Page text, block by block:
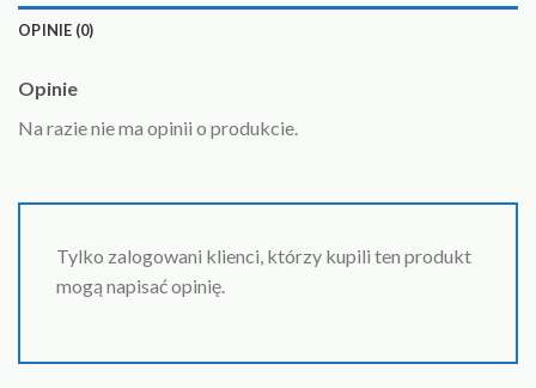
OPINIE (0)
Opinie
Na razie nie ma opinii o produkcie.
Tylko zalogowani klienci, którzy kupili ten produkt
mogą napisać opinię.